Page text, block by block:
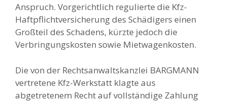
Anspruch. Vorgerichtlich regulierte die Kfz-
Haftpflichtversicherung des Schädigers einen
Großteil des Schadens, kürzte jedoch die
Verbringungskosten sowie Mietwagenkosten.
Die von der Rechtsanwaltskanzlei BARGMANN
vertretene Kfz-Werkstatt klagte aus
abgetretenem Recht auf vollständige Zahlung